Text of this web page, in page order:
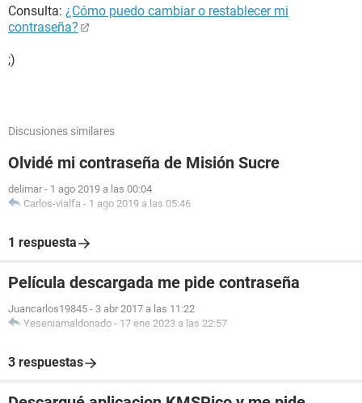
Consulta: ¿Cómo puedo cambiar o restablecer mi
contraseña?
;)
Discusiones similares
Olvidé mi contraseña de Misión Sucre
delimar - 1 ago 2019 a las 00:04
Carlos-vialfa - 1 ago 2019 a las 05:46
1 respuesta
Película descargada me pide contraseña
Juancarlos19845 - 3 abr 2017 a las 11:22
Yeseniamaldonado - 17 ene 2023 a las 22:57
3 respuestas